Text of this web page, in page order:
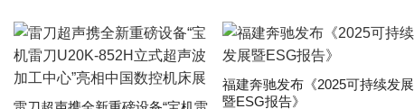
福建奔驰发布《2025可持续发展
暨ESG报告》